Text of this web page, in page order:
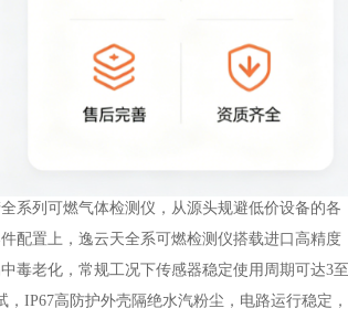
系列可燃气体检测仪，从源头规避低价设备的各
配置上，逸云天全系可燃检测仪搭载进口高精度
毒老化，常规工况下传感器稳定使用周期可达3至
IP67高防护外壳隔绝水汽粉尘，电路运行稳定，